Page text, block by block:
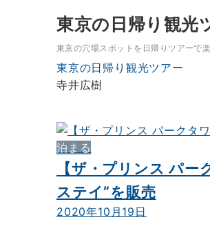
東京の日帰り観光
東京の穴場スポットを日帰りツアーで
東京の日帰り観光ツアー
寺井広樹
泊まる
【ザ・プリンス パ
ステイ”を販売
2020年10月19日